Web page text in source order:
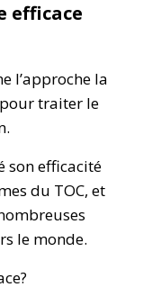
efficace
l’approche la
traiter le
son efficacité
du TOC, et
le monde.